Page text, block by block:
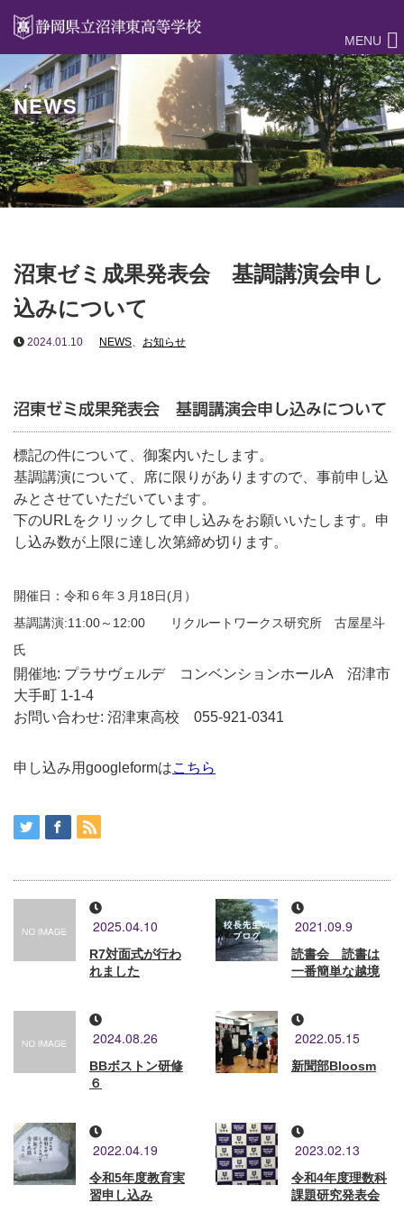
MENU
NEWS
沼東ゼミ成果発表会 基調講演会申し
込みについて
2024.01.10 NEWS、 お知らせ
沼東ゼミ成果発表会 基調講演会申し込みについて
標記の件について、御案内いたします。
基調講演について、席に限りがありますので、事前申し込
みとさせていただいています。
下のURLをクリックして申し込みをお願いいたします。申
し込み数が上限に達し次第締め切ります。
開催日：令和６年３月18日(月）
基調講演:11:00～12:00 リクルートワークス研究所 古屋星斗
氏
開催地: プラサヴェルデ コンベンションホールA 沼津市
大手町 1-1-4
お問い合わせ: 沼津東高校 055-921-0341
申し込み用googleformはこちら
2025.04.10
R7対面式が行わ
れました
2021.09.9
読書会 読書は
一番簡単な越境
2024.08.26
BBボストン研修
６
2022.05.15
新聞部Bloosm
2022.04.19
令和5年度教育実
習申し込み
2023.02.13
令和4年度理数科
課題研究発表会